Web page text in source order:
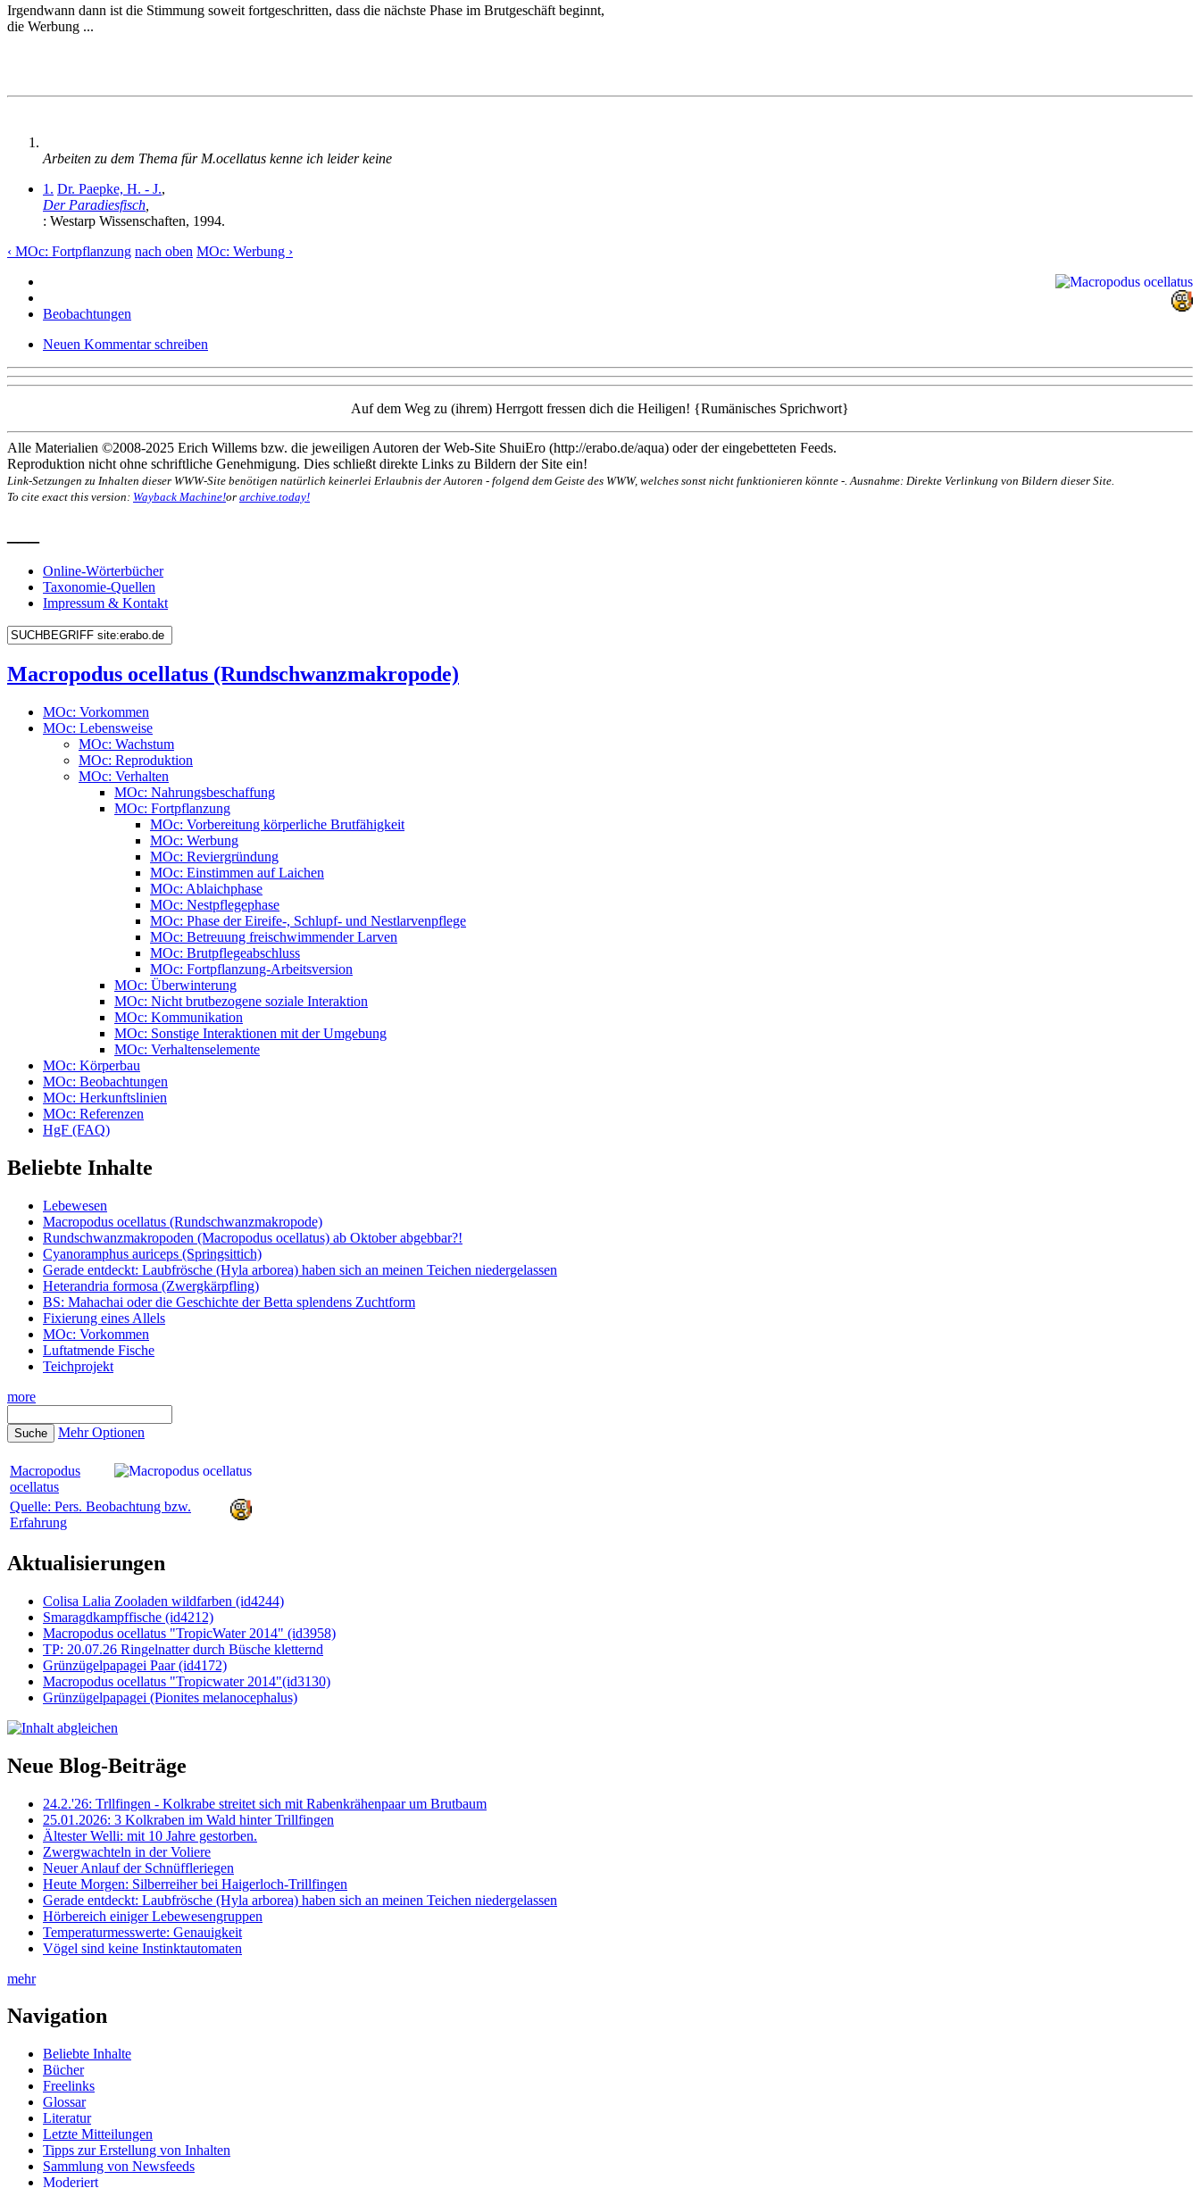
Irgendwann dann ist die Stimmung soweit fortgeschritten, dass die nächste Phase im Brutgeschäft beginnt,
die Werbung ...
Arbeiten zu dem Thema für M.ocellatus kenne ich leider keine
1. Dr. Paepke, H. - J.,
Der Paradiesfisch
: Westarp Wissenschaften, 1994.
‹ MOc: Fortpflanzung nach oben MOc: Werbung ›
Beobachtungen
Neuen Kommentar schreiben
Auf dem Weg zu (ihrem) Herrgott fressen dich die Heiligen! {Rumänisches Sprichwort}
Alle Materialien ©2008-2025 Erich Willems bzw. die jeweiligen Autoren der Web-Site ShuiEro (http://erabo.de/aqua) oder der eingebetteten Feeds.
Reproduktion nicht ohne schriftliche Genehmigung. Dies schließt direkte Links zu Bildern der Site ein!
Link-Setzungen zu Inhalten dieser WWW-Site benötigen natürlich keinerlei Erlaubnis der Autoren - folgend dem Geiste des WWW, welches sonst nicht funktionieren könnte -. Ausnahme: Direkte Verlinkung von Bildern dieser Site.
To cite exact this version: Wayback Machine!or archive.today!
Online-Wörterbücher
Taxonomie-Quellen
Impressum & Kontakt
Macropodus ocellatus (Rundschwanzmakropode)
MOc: Vorkommen
MOc: Lebensweise
MOc: Wachstum
MOc: Reproduktion
MOc: Verhalten
MOc: Nahrungsbeschaffung
MOc: Fortpflanzung
MOc: Vorbereitung körperliche Brutfähigkeit
MOc: Werbung
MOc: Reviergründung
MOc: Einstimmen auf Laichen
MOc: Ablaichphase
MOc: Nestpflegephase
MOc: Phase der Eireife-, Schlupf- und Nestlarvenpflege
MOc: Betreuung freischwimmender Larven
MOc: Brutpflegeabschluss
MOc: Fortpflanzung-Arbeitsversion
MOc: Überwinterung
MOc: Nicht brutbezogene soziale Interaktion
MOc: Kommunikation
MOc: Sonstige Interaktionen mit der Umgebung
MOc: Verhaltenselemente
MOc: Körperbau
MOc: Beobachtungen
MOc: Herkunftslinien
MOc: Referenzen
HgF (FAQ)
Beliebte Inhalte
Lebewesen
Macropodus ocellatus (Rundschwanzmakropode)
Rundschwanzmakropoden (Macropodus ocellatus) ab Oktober abgebbar?!
Cyanoramphus auriceps (Springsittich)
Gerade entdeckt: Laubfrösche (Hyla arborea) haben sich an meinen Teichen niedergelassen
Heterandria formosa (Zwergkärpfling)
BS: Mahachai oder die Geschichte der Betta splendens Zuchtform
Fixierung eines Allels
MOc: Vorkommen
Luftatmende Fische
Teichprojekt
more
Mehr Optionen
Macropodus
ocellatus
Quelle: Pers. Beobachtung bzw.
Erfahrung
Aktualisierungen
Colisa Lalia Zooladen wildfarben (id4244)
Smaragdkampffische (id4212)
Macropodus ocellatus "TropicWater 2014" (id3958)
TP: 20.07.26 Ringelnatter durch Büsche kletternd
Grünzügelpapagei Paar (id4172)
Macropodus ocellatus "Tropicwater 2014"(id3130)
Grünzügelpapagei (Pionites melanocephalus)
Neue Blog-Beiträge
24.2.'26: Trllfingen - Kolkrabe streitet sich mit Rabenkrähenpaar um Brutbaum
25.01.2026: 3 Kolkraben im Wald hinter Trillfingen
Ältester Welli: mit 10 Jahre gestorben.
Zwergwachteln in der Voliere
Neuer Anlauf der Schnüffleriegen
Heute Morgen: Silberreiher bei Haigerloch-Trillfingen
Gerade entdeckt: Laubfrösche (Hyla arborea) haben sich an meinen Teichen niedergelassen
Hörbereich einiger Lebewesengruppen
Temperaturmesswerte: Genauigkeit
Vögel sind keine Instinktautomaten
mehr
Navigation
Beliebte Inhalte
Bücher
Freelinks
Glossar
Literatur
Letzte Mitteilungen
Tipps zur Erstellung von Inhalten
Sammlung von Newsfeeds
Moderiert